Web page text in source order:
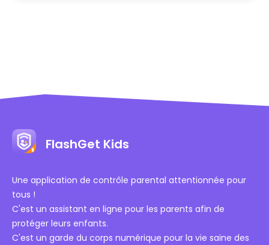
FlashGet Kids
Une application de contrôle parental attentionnée pour
tous !
C'est un assistant en ligne pour les parents afin de
protéger leurs enfants.
C'est un garde du corps numérique pour la vie saine des